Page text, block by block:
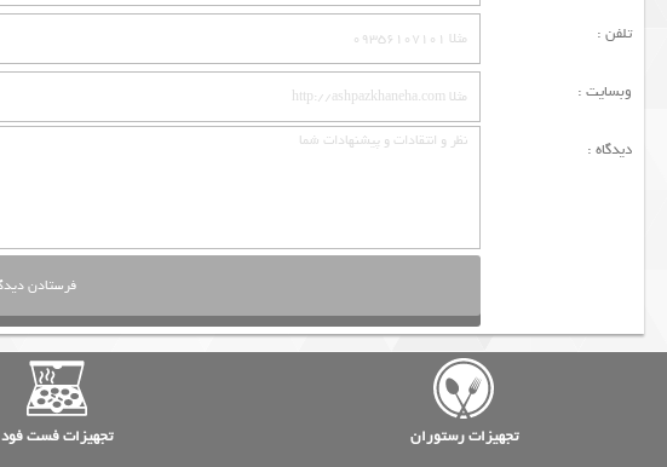
تلفن :
وبسایت :
دیدگاه :
تجهیزات رستوران تجهیزات فست فود